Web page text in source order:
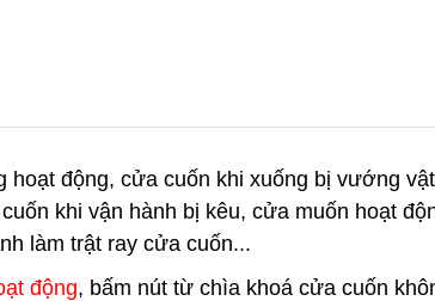
hoạt động, cửa cuốn khi xuống bị vướng
khi vận hành bị kêu, cửa muốn hoạt
làm trật ray cửa cuốn...
động, bấm nút từ chìa khoá cửa cuốn